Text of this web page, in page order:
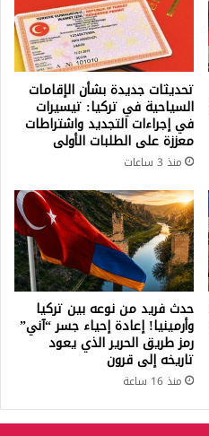
تحديثات جديدة بشأن الإقامات
السياحية في تركيا: تيسيرات
في إجراءات التجديد واشتراطات
معززة على الطلبات الأولى
منذ 3 ساعات
حدث فريد من نوعه بين تركيا
وأرمينيا! إعادة إحياء جسر “آني”
رمز طريق الحرير الذي يعود
تاريخه إلى قرون
منذ 16 ساعة